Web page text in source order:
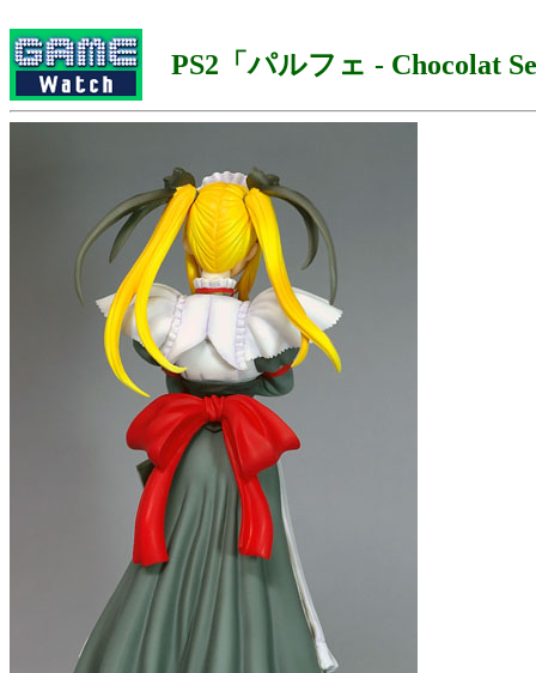
PS2「パルフェ - Chocolat